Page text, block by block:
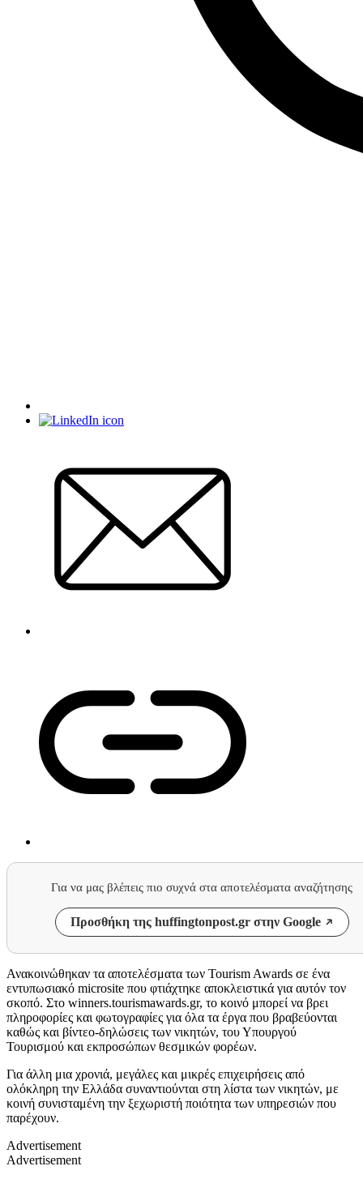
Για να μας βλέπεις πιο συχνά στα αποτελέσματα αναζήτησης
Προσθήκη της huffingtonpost.gr στην Google
Ανακοινώθηκαν τα αποτελέσματα των Tourism Awards σε ένα
εντυπωσιακό microsite που φτιάχτηκε αποκλειστικά για αυτόν τον
σκοπό. Στο winners.tourismawards.gr, το κοινό μπορεί να βρει
πληροφορίες και φωτογραφίες για όλα τα έργα που βραβεύονται
καθώς και βίντεο-δηλώσεις των νικητών, του Υπουργού
Τουρισμού και εκπροσώπων θεσμικών φορέων.
Για άλλη μια χρονιά, μεγάλες και μικρές επιχειρήσεις από
ολόκληρη την Ελλάδα συναντιούνται στη λίστα των νικητών, με
κοινή συνισταμένη την ξεχωριστή ποιότητα των υπηρεσιών που
παρέχουν.
Advertisement
Advertisement